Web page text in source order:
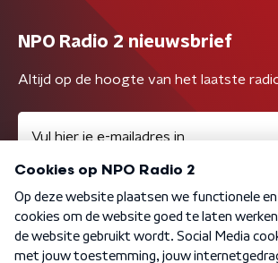
NPO Radio 2 nieuwsbrief
Altijd op de hoogte van het laatste
Algemene voorwaarden